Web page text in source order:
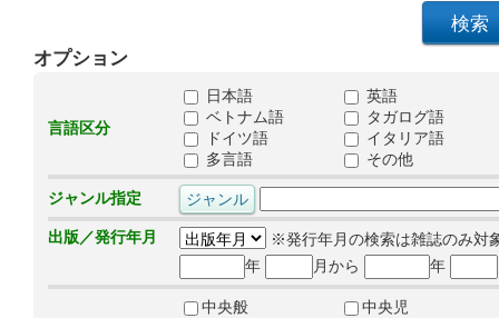
オプション
言語区分
日本語
英語
ベトナム語
タガログ語
ドイツ語
イタリア語
多言語
その他
ジャンル指定
出版／発行年月
※発行年月の検索は雑誌のみ対
年
月から 年
中央般
中央児